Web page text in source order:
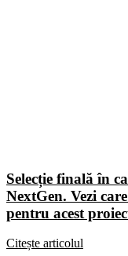
Selecție finală în
NextGen. Vezi
pentru acest
Citește articolul